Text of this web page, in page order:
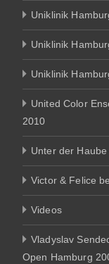
Uniklinik
Uniklinik
Uniklinik
United Color
2010
Unter der
Victor & Felice
Videos
Vladyslav
Open Hamburg